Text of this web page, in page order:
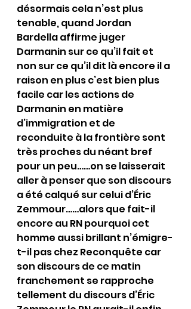
désormais cela n’est plus
tenable, quand Jordan
Bardella affirme juger
Darmanin sur ce qu’il fait et
non sur ce qu’il dit là encore il a
raison en plus c’est bien plus
facile car les actions de
Darmanin en matière
d’immigration et de
reconduite à la frontière sont
très proches du néant bref
pour un peu……on se laisserait
aller à penser que son discours
a été calqué sur celui d’Éric
Zemmour……alors que fait-il
encore au RN pourquoi cet
homme aussi brillant n’émigre-
t-il pas chez Reconquête car
son discours de ce matin
franchement se rapproche
tellement du discours d’Éric